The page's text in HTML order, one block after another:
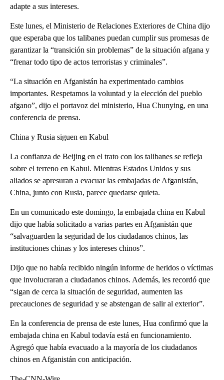
adapte a sus intereses.
Este lunes, el Ministerio de Relaciones Exteriores de China dijo
que esperaba que los talibanes puedan cumplir sus promesas de
garantizar la “transición sin problemas” de la situación afgana y
“frenar todo tipo de actos terroristas y criminales”.
“La situación en Afganistán ha experimentado cambios
importantes. Respetamos la voluntad y la elección del pueblo
afgano”, dijo el portavoz del ministerio, Hua Chunying, en una
conferencia de prensa.
China y Rusia siguen en Kabul
La confianza de Beijing en el trato con los talibanes se refleja
sobre el terreno en Kabul. Mientras Estados Unidos y sus
aliados se apresuran a evacuar las embajadas de Afganistán,
China, junto con Rusia, parece quedarse quieta.
En un comunicado este domingo, la embajada china en Kabul
dijo que había solicitado a varias partes en Afganistán que
“salvaguarden la seguridad de los ciudadanos chinos, las
instituciones chinas y los intereses chinos”.
Dijo que no había recibido ningún informe de heridos o víctimas
que involucraran a ciudadanos chinos. Además, les recordó que
“sigan de cerca la situación de seguridad, aumenten las
precauciones de seguridad y se abstengan de salir al exterior”.
En la conferencia de prensa de este lunes, Hua confirmó que la
embajada china en Kabul todavía está en funcionamiento.
Agregó que había evacuado a la mayoría de los ciudadanos
chinos en Afganistán con anticipación.